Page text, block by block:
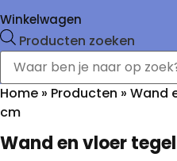
Winkelwagen
Producten zoeken
Home » Producten » Wand
cm
Wand en vloer